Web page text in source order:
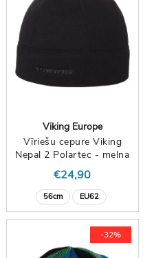
Viking Europe
Vīriešu cepure Viking
Nepal 2 Polartec - melna
€24,90
56cm EU62
-32%